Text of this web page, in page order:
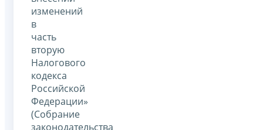
изменений
в
часть
вторую
Налогового
кодекса
Российской
Федерации»
(Собрание
законодательства